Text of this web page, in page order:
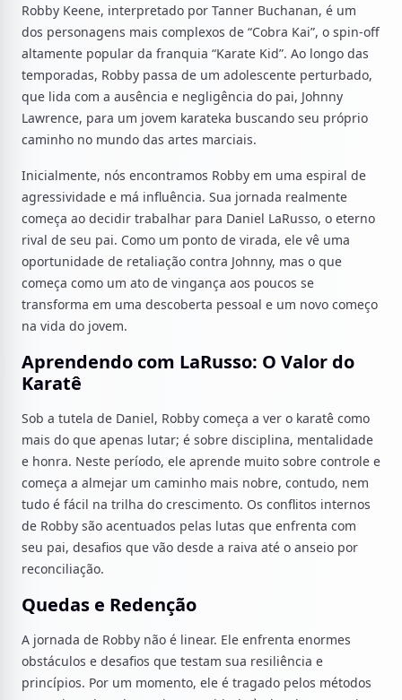
Robby Keene, interpretado por Tanner Buchanan, é um
dos personagens mais complexos de “Cobra Kai”, ​​o spin-off
altamente popular da franquia “Karate Kid”. Ao longo das
temporadas, Robby passa de um adolescente perturbado,
que lida com a ausência e negligência do pai, Johnny
Lawrence, para um jovem karateka buscando seu próprio
caminho no mundo das artes marciais.
Inicialmente, nós encontramos Robby em uma espiral de
agressividade e má influência. Sua jornada realmente
começa ao decidir trabalhar para Daniel LaRusso, o eterno
rival de seu pai. Como um ponto de virada, ele vê uma
oportunidade de retaliação contra Johnny, mas o que
começa como um ato de vingança aos poucos se
transforma em uma descoberta pessoal e um novo começo
na vida do jovem.
Aprendendo com LaRusso: O Valor do
Karatê
Sob a tutela de Daniel, Robby começa a ver o karatê como
mais do que apenas lutar; é sobre disciplina, mentalidade
e honra. Neste período, ele aprende muito sobre controle e
começa a almejar um caminho mais nobre, contudo, nem
tudo é fácil na trilha do crescimento. Os conflitos internos
de Robby são acentuados pelas lutas que enfrenta com
seu pai, desafios que vão desde a raiva até o anseio por
reconciliação.
Quedas e Redenção
A jornada de Robby não é linear. Ele enfrenta enormes
obstáculos e desafios que testam sua resiliência e
princípios. Por um momento, ele é tragado pelos métodos